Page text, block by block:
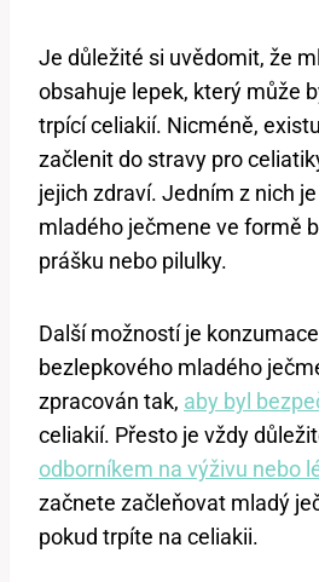
Je důležité si uvědomit, že
obsahuje lepek, který může
trpící celiakií. Nicméně,
začlenit do stravy pro
jejich zdraví. Jedním z nich
mladého ječmene ve formě
prášku nebo pilulky.
Další možností je
bezlepkového mladého
zpracován tak, aby byl
celiakií. Přesto je vždy
odborníkem na výživu nebo
začnete začleňovat mladý
pokud trpíte na celiakii.